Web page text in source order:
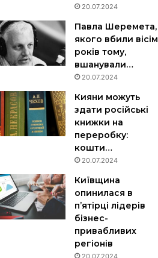
20.07.2024
Павла Шеремета,
якого вбили вісім
років тому,
вшанували…
20.07.2024
Кияни можуть
здати російські
книжки на
переробку:
кошти…
20.07.2024
Київщина
опинилася в
пʼятірці лідерів
бізнес-
привабливих
регіонів
20.07.2024